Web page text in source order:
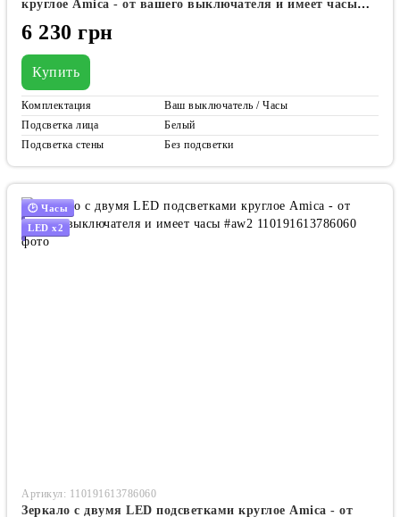
круглое Amica - от вашего выключателя и имеет часы
#awf
6 230 грн
Купить
Комплектация
Ваш выключатель / Часы
Подсветка лица
Белый
Подсветка стены
Без подсветки
🕑 Часы
LED x2
Артикул: 110191613786060
Зеркало с двумя LED подсветками круглое Amica - от